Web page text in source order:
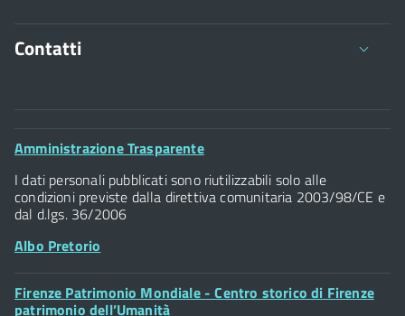
Contatti
Comune di Firenze
Palazzo Vecchio
Piazza della Signoria - 50122, Firenze
P.IVA 01307110484
Posta Elettronica Certificata
Footer
Amministrazione Trasparente
I dati personali pubblicati sono riutilizzabili solo alle
condizioni previste dalla direttiva comunitaria 2003/98/CE e
dal d.lgs. 36/2006
Albo Pretorio
Footer
Widget
Firenze Patrimonio Mondiale - Centro storico di Firenze
patrimonio dell’Umanità